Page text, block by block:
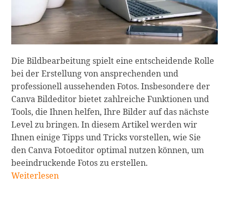
Die Bildbearbeitung spielt eine entscheidende Rolle
bei der Erstellung von ansprechenden und
professionell aussehenden Fotos. Insbesondere der
Canva Bildeditor bietet zahlreiche Funktionen und
Tools, die Ihnen helfen, Ihre Bilder auf das nächste
Level zu bringen. In diesem Artikel werden wir
Ihnen einige Tipps und Tricks vorstellen, wie Sie
den Canva Fotoeditor optimal nutzen können, um
beeindruckende Fotos zu erstellen.
Canva
Weiterlesen